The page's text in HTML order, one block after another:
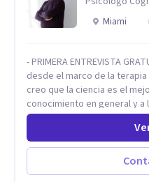
Miami
- PRIMERA ENTREVISTA
desde el marco de la
creo que la ciencia es el
conocimiento en general y
interesan los procesos de
persona pueda alcanzar
aceptando y modificando
emocionales. Abordo
de ansiedad y del ánimo, y